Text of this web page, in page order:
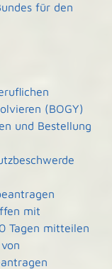
für den
(BOGY)
und Bestellung
mit
Tagen mitteilen